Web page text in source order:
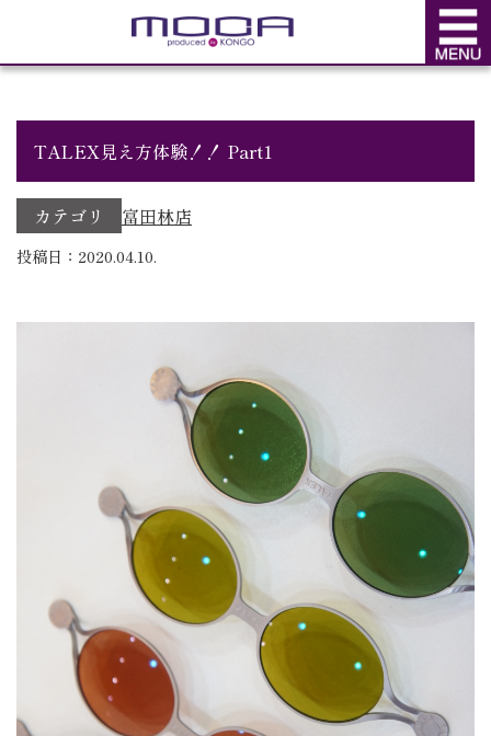
BLOG
TALEX見え方体験！！ Part1
カテゴリ 富田林店
投稿日：2020.04.10.